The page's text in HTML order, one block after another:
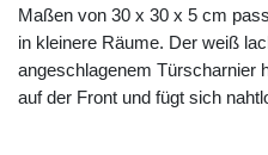
Maßen von 30 x 30 x 5 cm
in kleinere Räume. Der weiß
angeschlagenem Türscharnier
auf der Front und fügt sich